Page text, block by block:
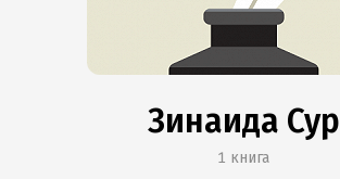
Зинаида Сур
1 книга